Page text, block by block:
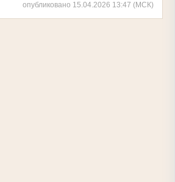
опубликовано 15.04.2026 13:47 (МСК)